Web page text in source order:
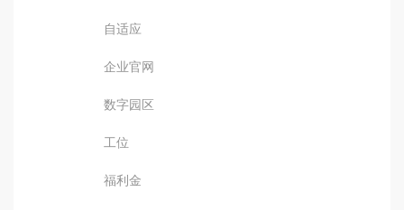
自适应
企业官网
数字园区
工位
福利金